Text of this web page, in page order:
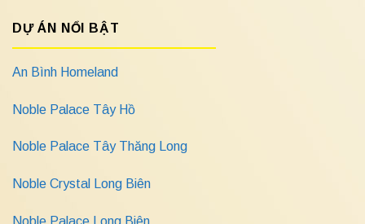
DỰ ÁN NỔI BẬT
An Bình Homeland
Noble Palace Tây Hồ
Noble Palace Tây Thăng Long
Noble Crystal Long Biên
Noble Palace Long Biên